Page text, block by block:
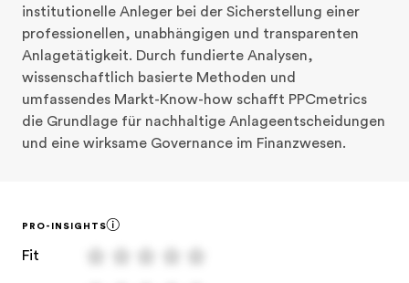
institutionelle Anleger bei der Sicherstellung einer
professionellen, unabhängigen und transparenten
Anlagetätigkeit. Durch fundierte Analysen,
wissenschaftlich basierte Methoden und
umfassendes Markt-Know-how schafft PPCmetrics
die Grundlage für nachhaltige Anlageentscheidungen
und eine wirksame Governance im Finanzwesen.
PRO-INSIGHTS
Fit